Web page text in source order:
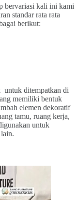
bervariasi kali ini kami
standar rata rata
berikut:
untuk ditempatkan di
memiliki bentuk
elemen dekoratif
tamu, ruang kerja,
untuk